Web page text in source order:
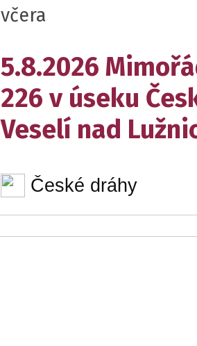
včera
5.8.2026
226 v úseku
Veselí nad
České dráhy